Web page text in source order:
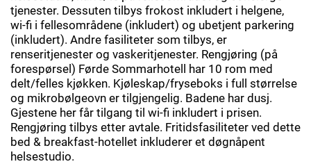
tjenester. Dessuten tilbys frokost inkludert i helgene,
wi-fi i fellesområdene (inkludert) og ubetjent parkering
(inkludert). Andre fasiliteter som tilbys, er
renseritjenester og vaskeritjenester. Rengjøring (på
forespørsel) Førde Sommarhotell har 10 rom med
delt/felles kjøkken. Kjøleskap/fryseboks i full størrelse
og mikrobølgeovn er tilgjengelig. Badene har dusj.
Gjestene her får tilgang til wi-fi inkludert i prisen.
Rengjøring tilbys etter avtale. Fritidsfasiliteter ved dette
bed & breakfast-hotellet inkluderer et døgnåpent
helsestudio.